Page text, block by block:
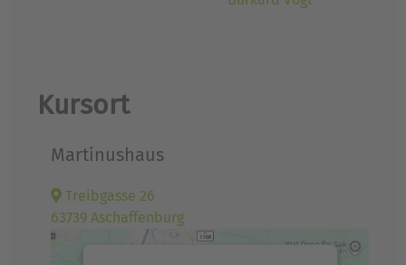
Kursort
Martinushaus
Treibgasse 26
63739 Aschaffenburg